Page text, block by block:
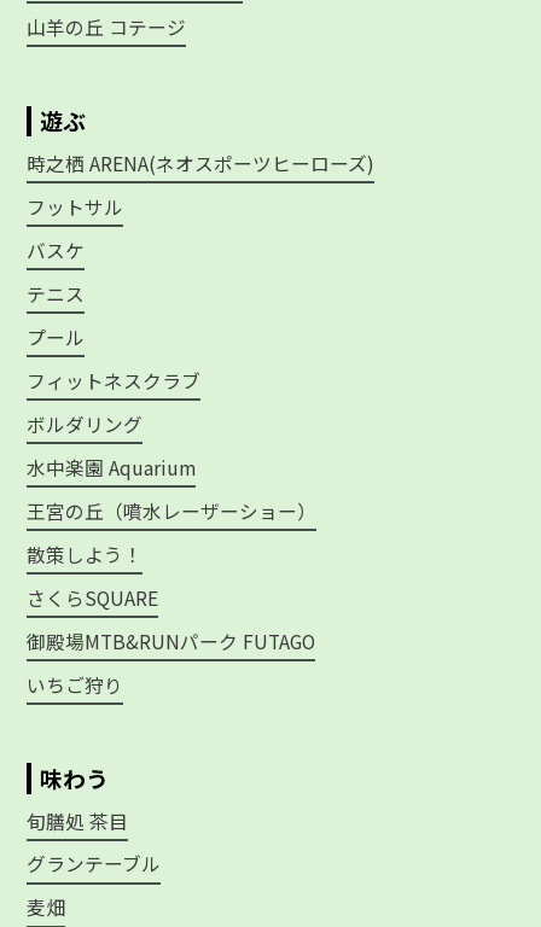
山羊の丘 コテージ
遊ぶ
時之栖 ARENA(ネオスポーツヒーローズ)
フットサル
バスケ
テニス
プール
フィットネスクラブ
ボルダリング
水中楽園 Aquarium
王宮の丘（噴水レーザーショー）
散策しよう！
さくらSQUARE
御殿場MTB&RUNパーク FUTAGO
いちご狩り
味わう
旬膳処 茶目
グランテーブル
麦畑